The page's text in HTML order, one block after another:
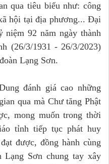
qua tiêu biểu như: công
hội tại địa phương... Đại
niệm 92 năm ngày thành
(26/3/1931 - 26/3/2023)
Lạng Sơn.
đánh giá cao những
qua mà Chư tăng Phật
mong muốn trong thời
tỉnh tiếp tục phát huy
được, đồng hành cùng
Lạng Sơn chung tay xây